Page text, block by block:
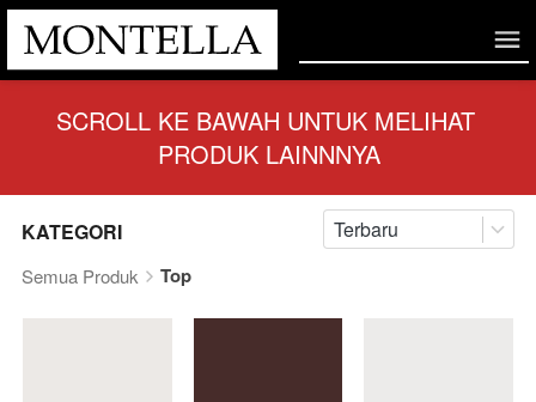
SCROLL KE BAWAH UNTUK MELIHAT
PRODUK LAINNNYA
KATEGORI Terbaru
Semua Produk Top